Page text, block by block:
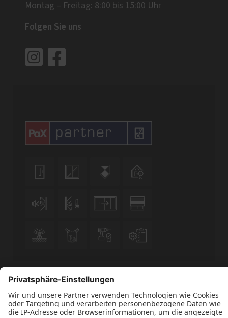
Montag – Freitag: 8:00 bis 15:00 Uhr
Folgen Sie uns
  
   
   
Datenschutz Impressum Kontakt
AGBs